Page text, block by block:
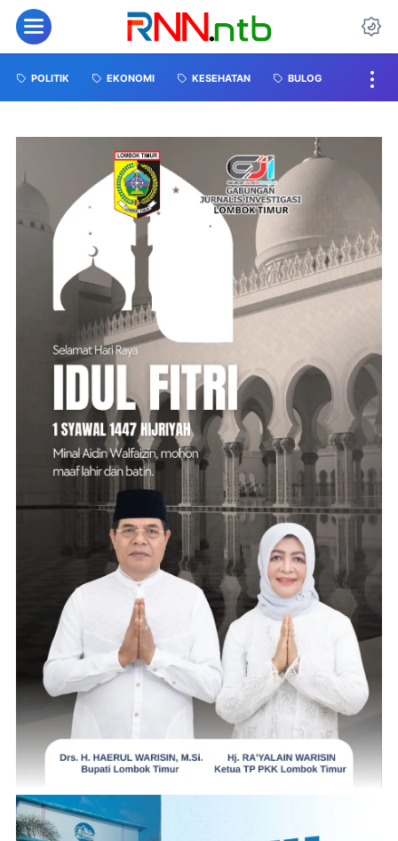
POLITIK EKONOMI KESEHATAN BULOG